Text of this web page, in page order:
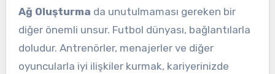
Ağ Oluşturma da unutulmaması gereken bir
diğer önemli unsur. Futbol dünyası, bağlantılarla
doludur. Antrenörler, menajerler ve diğer
oyuncularla iyi ilişkiler kurmak, kariyerinizde